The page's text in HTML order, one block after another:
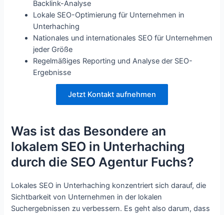
Backlink-Analyse
Lokale SEO-Optimierung für Unternehmen in
Unterhaching
Nationales und internationales SEO für Unternehmen
jeder Größe
Regelmäßiges Reporting und Analyse der SEO-
Ergebnisse
Jetzt Kontakt aufnehmen
Was ist das Besondere an
lokalem SEO in Unterhaching
durch die SEO Agentur Fuchs?
Lokales SEO in Unterhaching konzentriert sich darauf, die
Sichtbarkeit von Unternehmen in der lokalen
Suchergebnissen zu verbessern. Es geht also darum, dass